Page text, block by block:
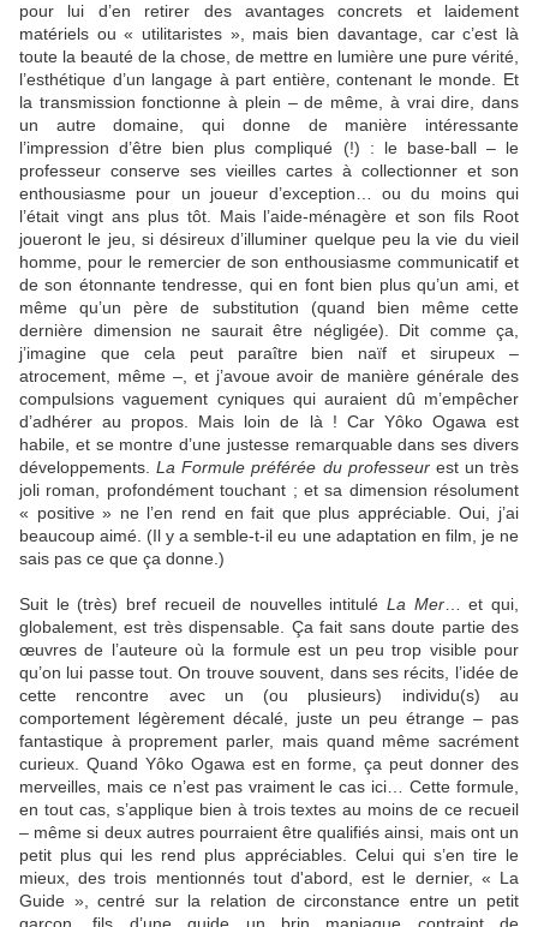
pour lui d’en retirer des avantages concrets et laidement
matériels ou « utilitaristes », mais bien davantage, car c’est là
toute la beauté de la chose, de mettre en lumière une pure vérité,
l’esthétique d’un langage à part entière, contenant le monde. Et
la transmission fonctionne à plein – de même, à vrai dire, dans
un autre domaine, qui donne de manière intéressante
l’impression d’être bien plus compliqué (!) : le base-ball – le
professeur conserve ses vieilles cartes à collectionner et son
enthousiasme pour un joueur d’exception… ou du moins qui
l’était vingt ans plus tôt. Mais l’aide-ménagère et son fils Root
joueront le jeu, si désireux d’illuminer quelque peu la vie du vieil
homme, pour le remercier de son enthousiasme communicatif et
de son étonnante tendresse, qui en font bien plus qu’un ami, et
même qu’un père de substitution (quand bien même cette
dernière dimension ne saurait être négligée). Dit comme ça,
j’imagine que cela peut paraître bien naïf et sirupeux –
atrocement, même –, et j’avoue avoir de manière générale des
compulsions vaguement cyniques qui auraient dû m’empêcher
d’adhérer au propos. Mais loin de là ! Car Yôko Ogawa est
habile, et se montre d’une justesse remarquable dans ses divers
développements.La Formule préférée du professeurest un très
joli roman, profondément touchant ; et sa dimension résolument
« positive » ne l’en rend en fait que plus appréciable. Oui, j’ai
beaucoup aimé. (Il y a semble-t-il eu une adaptation en film, je ne
sais pas ce que ça donne.)
Suit le (très) bref recueil de nouvelles intituléLa Mer… et qui,
globalement, est très dispensable. Ça fait sans doute partie des
œuvres de l’auteure où la formule est un peu trop visible pour
qu’on lui passe tout. On trouve souvent, dans ses récits, l’idée de
cette rencontre avec un (ou plusieurs) individu(s) au
comportement légèrement décalé, juste un peu étrange – pas
fantastique à proprement parler, mais quand même sacrément
curieux. Quand Yôko Ogawa est en forme, ça peut donner des
merveilles, mais ce n’est pas vraiment le cas ici… Cette formule,
en tout cas, s’applique bien à trois textes au moins de ce recueil
– même si deux autres pourraient être qualifiés ainsi, mais ont un
petit plus qui les rend plus appréciables. Celui qui s’en tire le
mieux, des trois mentionnés tout d'abord, est le dernier, « La
Guide », centré sur la relation de circonstance entre un petit